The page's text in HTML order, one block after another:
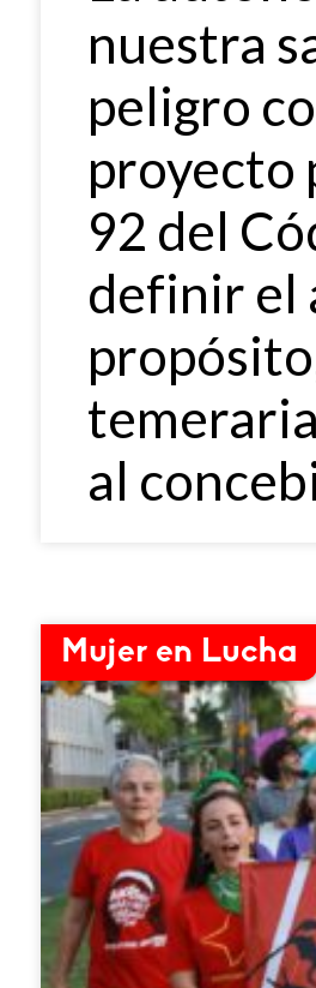
nuestra
peligro
proyecto
92 del
definir el
al
Mujer en Lucha